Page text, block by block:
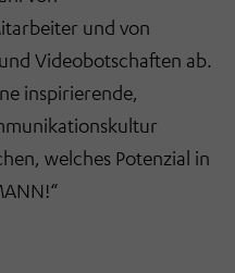
und von
Videobotschaften ab.
inspirierende,
welches Potenzial in